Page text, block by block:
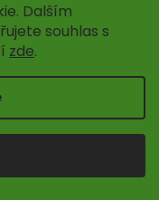
Dalším
souhlas s
zde.